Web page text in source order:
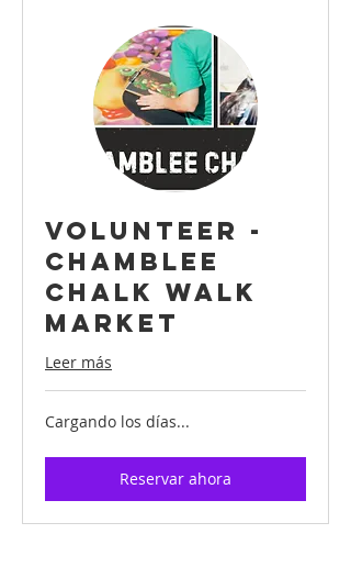
Volunteer -
Chamblee
Chalk Walk
Market
Leer más
Cargando los días...
Reservar ahora